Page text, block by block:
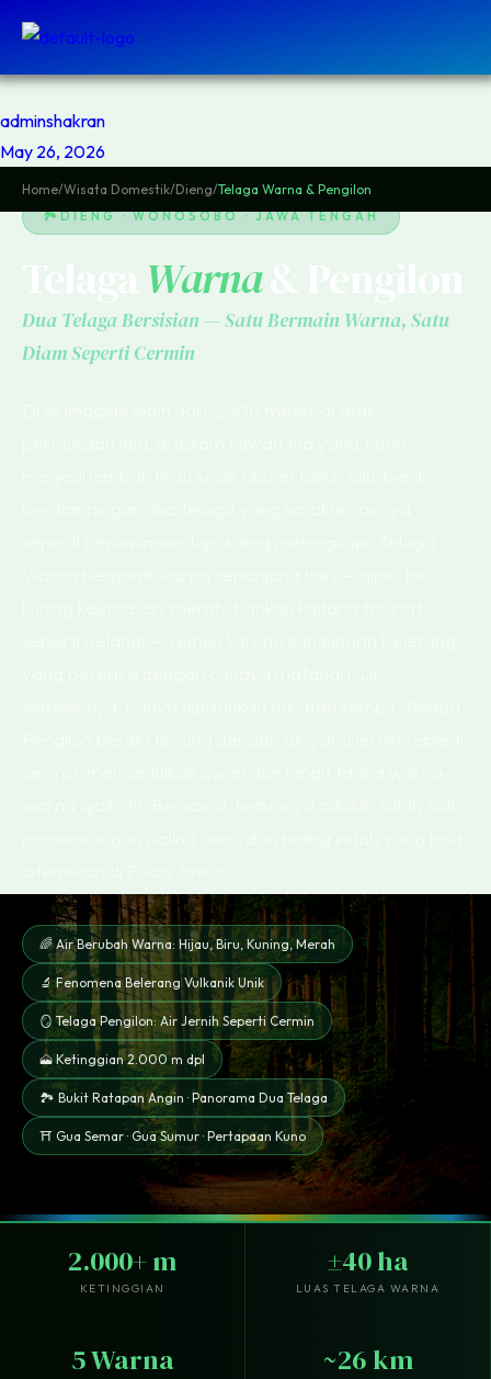
adminshakran
May 26, 2026
Home/Wisata Domestik/Dieng/Telaga Warna & Pengilon
DIENG · WONOSOBO · JAWA TENGAH
Warna& Pengilon
Dua Telaga Bersisian — Satu Bermain Warna, Satu
Diam Seperti Cermin
🌈 Air Berubah Warna: Hijau, Biru, Kuning, Merah
🔬 Fenomena Belerang Vulkanik Unik
🪞 Telaga Pengilon: Air Jernih Seperti Cermin
🗻 Ketinggian 2.000 m dpl
🏞️ Bukit Ratapan Angin · Panorama Dua Telaga
⛩️ Gua Semar · Gua Sumur · Pertapaan Kuno
2.000+ m
KETINGGIAN
±40 ha
LUAS TELAGA WARNA
5 Warna ~26 km